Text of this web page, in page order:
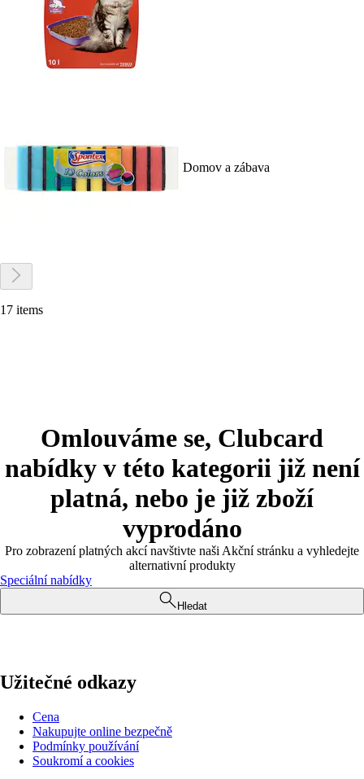
Domov a zábava
17 items
Omlouváme se, Clubcard
nabídky v této kategorii již není
platná, nebo je již zboží
vyprodáno
Pro zobrazení platných akcí navštivte naši Akční stránku a vyhledejte
alternativní produkty
Speciální nabídky
Hledat
Užitečné odkazy
Cena
Nakupujte online bezpečně
Podmínky používání
Soukromí a cookies